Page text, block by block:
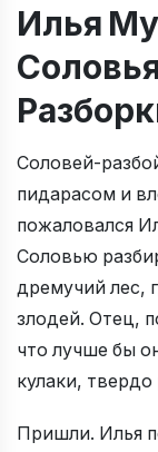
Илья
Соловей-
пидарасом и
пожаловался
Соловью
дремучий лес,
злодей. Отец,
что лучше бы
кулаки,
Пришли. Илья